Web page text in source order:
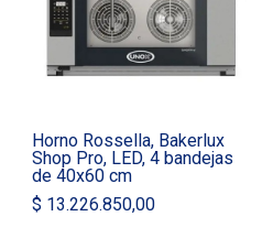
Horno Rossella, Bakerlux
Shop Pro, LED, 4 bandejas
de 40x60 cm
$ 13.226.850,00